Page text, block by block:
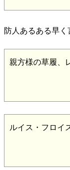
防人あるある早く
親方様の草履、
ルイス・フロイ